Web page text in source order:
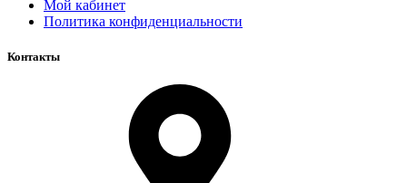
Мой кабинет
Политика конфиденциальности
Контакты